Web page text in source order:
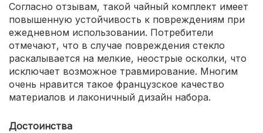
Согласно отзывам, такой чайный комплект имеет
повышенную устойчивость к повреждениям при
ежедневном использовании. Потребители
отмечают, что в случае повреждения стекло
раскалывается на мелкие, неострые осколки, что
исключает возможное травмирование. Многим
очень нравится такое французское качество
материалов и лаконичный дизайн набора.
Достоинства